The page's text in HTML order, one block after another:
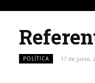
POLÍTICA 17 de junio,